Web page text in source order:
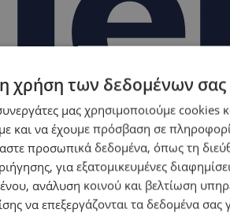
χρήση των δεδομένων σας
μας χρησιμοποιούμε cookies
και να έχουμε πρόσβαση σε
προσωπικά δεδομένα, όπως τη
για εξατομικευμένες
ανάλυση κοινού και βελτίωση
να επεξεργάζονται τα δεδομένα